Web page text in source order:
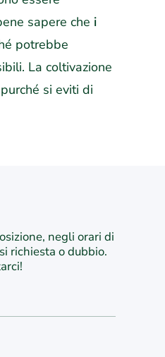
sapere che i
potrebbe
La coltivazione
si eviti di
negli orari di
richiesta o dubbio.